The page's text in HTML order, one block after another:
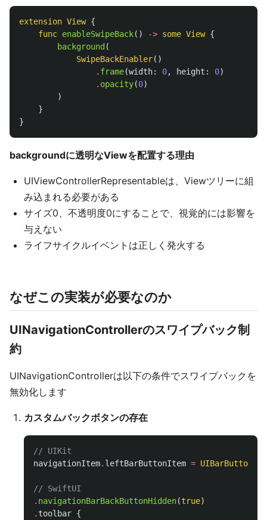
extension View {
func enableSwipeBack() -> some View {
background (
SwipeBackEnabler()
. frame(width: 0, height : 0)
. opacity(0)
)
}
}
backgroundに透明なViewを配置する理由
UIViewControllerRepresentableは、Viewツリーに組
み込まれる必要がある
サイズ0、不透明度0にすることで、視覚的には影響を
与えない
ライフサイクルイベントは正しく発火する
なぜこの実装が必要なのか
UINavigationControllerのスワイプバック制
約
UINavigationControllerは以下の条件でスワイプバックを
無効化します
カスタムバックボタンの存在
// UIKit
navigationItem. leftBarButtonItem =
// SwiftUI
. navigationBarBackButtonHidden(true)
. toolbar {